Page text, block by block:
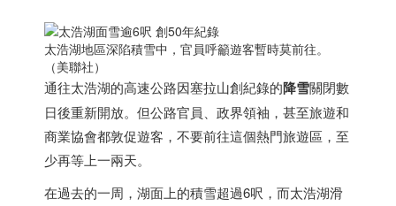
太浩湖地區深陷積雪中，官員呼籲遊客暫時莫前往。
（美聯社）
通往太浩湖的高速公路因塞拉山創紀錄的降雪關閉數
日後重新開放。但公路官員、政界領袖，甚至旅遊和
商業協會都敦促遊客，不要前往這個熱門旅遊區，至
少再等上一兩天。
在過去的一周，湖面上的積雪超過6呎，而太浩湖滑